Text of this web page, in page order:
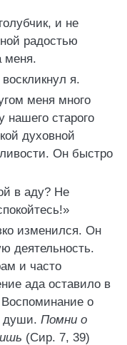
и не
радостью
меня.
я.
меня много
нашего старого
духовной
Он быстро
в аду? Не
изменился. Он
деятельность.
и часто
ада оставило в
о
души. Помни о
(Сир. 7, 39)